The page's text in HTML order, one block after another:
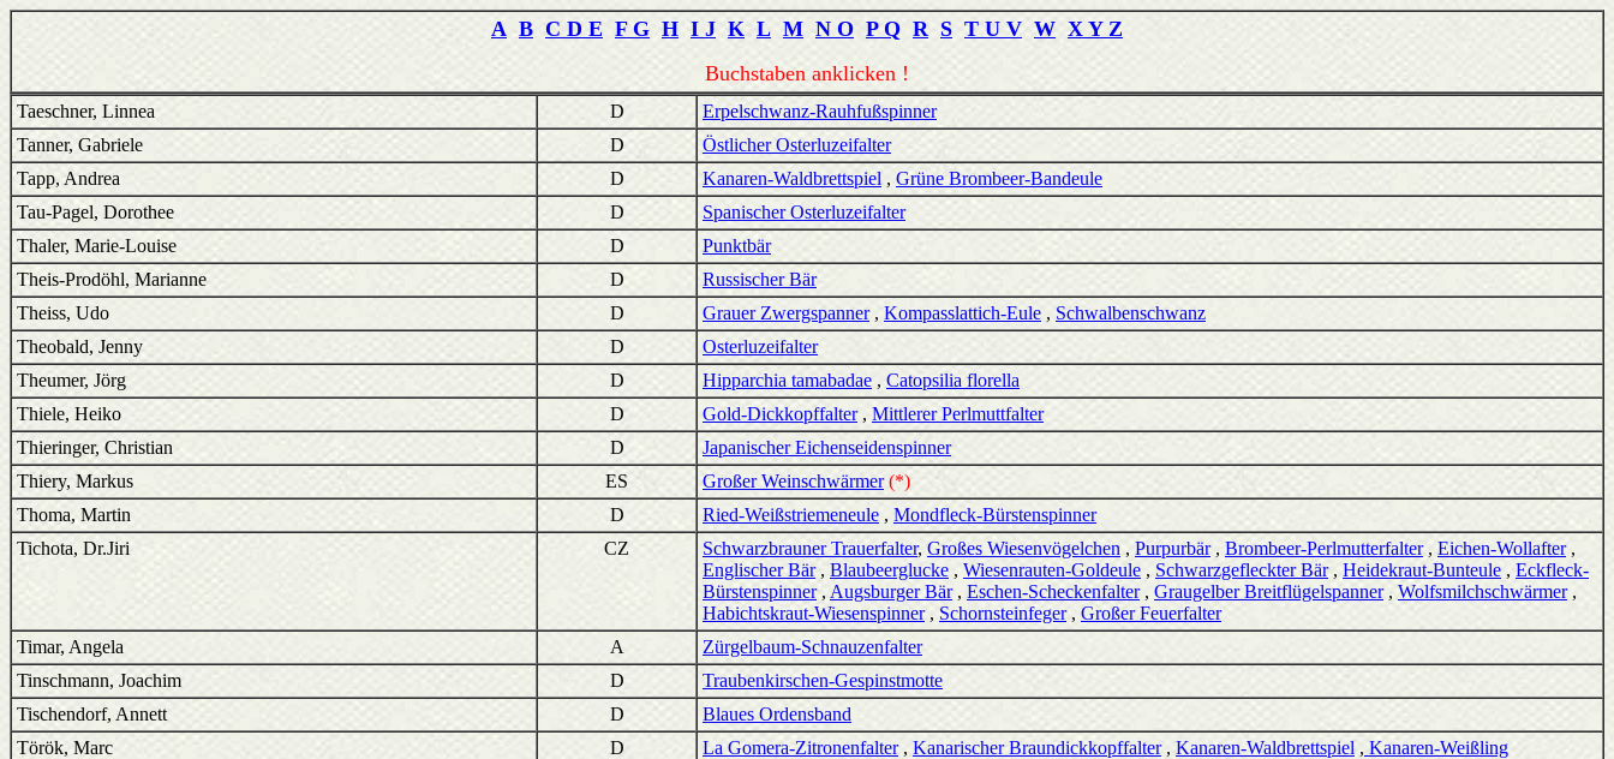
A B C D E F G H I J K L M N O P Q R S T U V W X Y Z
Buchstaben anklicken !
Taeschner, Linnea D
Erpelschwanz-Rauhfußspinner
Tanner, Gabriele
D
Östlicher Osterluzeifalter
Tapp, Andrea
D Kanaren-Waldbrettspiel , Grüne Brombeer-Bandeule
Tau-Pagel, Dorothee
D
Spanischer Osterluzeifalter
Thaler, Marie-Louise
D
Punktbär
Theis-Prodöhl, Marianne
D
Russischer Bär
Theiss, Udo
D Grauer Zwergspanner, Kompasslattich-Eule , Schwalbenschwanz
Theobald, Jenny
D
Osterluzeifalter
Theumer, Jörg
D Hipparchia tamabadae , Catopsilia florella
Thiele, Heiko
D Gold-Dickkopffalter, Mittlerer Perlmuttfalter
Thieringer, Christian
D
Japanischer Eichenseidenspinner
Thiery, Markus
ES Großer Weinschwärmer (*)
Thoma, Martin
D Ried-Weißstriemeneule , Mondfleck-Bürstenspinner
Tichota, Dr.Jiri
CZ Schwarzbrauner Trauerfalter, Großes Wiesenvögelchen , Purpurbär, Brombeer-Perlmutterfalter, Eichen-Wollafter,
Englischer Bär, Blaubeerglucke , Wiesenrauten-Goldeule , Schwarzgefleckter Bär, Heidekraut-Bunteule , Eckfleck-
Bürstenspinner, Augsburger Bär, Eschen-Scheckenfalter, Graugelber Breitflügelspanner, Wolfsmilchschwärmer,
Habichtskraut-Wiesenspinner, Schornsteinfeger, Großer Feuerfalter
Timar, Angela
A
Zürgelbaum-Schnauzenfalter
Tinschmann, Joachim
D
Traubenkirschen-Gespinstmotte
Tischendorf, Annett
D
Blaues Ordensband
Török, Marc
D La Gomera-Zitronenfalter, Kanarischer Braundickkopffalter, Kanaren-Waldbrettspiel , Kanaren-Weißling